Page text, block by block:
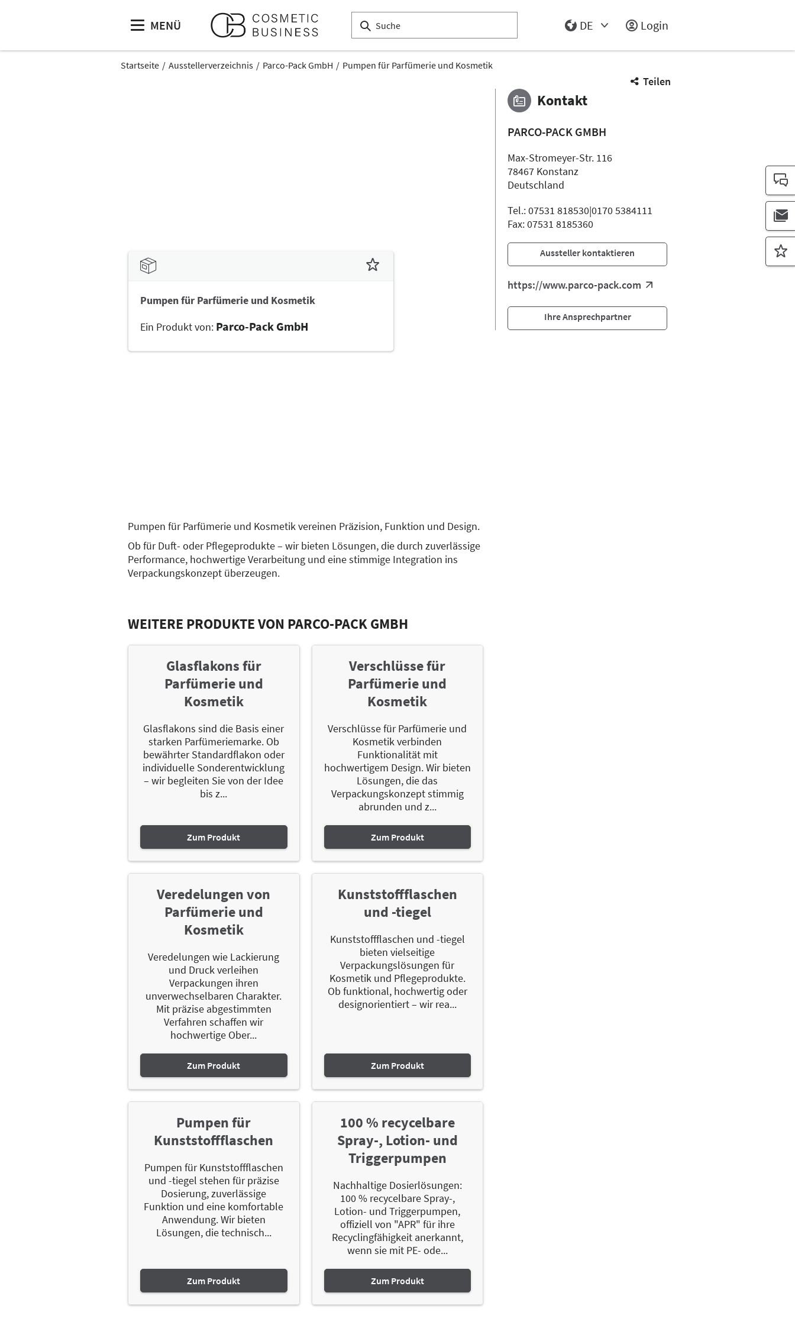
MENÜ
DE
Login
Startseite Ausstellerverzeichnis Parco-Pack GmbH Pumpen für Parfümerie und Kosmetik
Teilen
Pumpen für Parfümerie und Kosmetik
Ein Produkt von: Parco-Pack GmbH
Pumpen für Parfümerie und Kosmetik vereinen Präzision, Funktion und Design.
Ob für Duft- oder Pflegeprodukte – wir bieten Lösungen, die durch zuverlässige
Performance, hochwertige Verarbeitung und eine stimmige Integration ins
Verpackungskonzept überzeugen.
WEITERE PRODUKTE VON PARCO-PACK GMBH
Glasflakons für
Parfümerie und
Kosmetik
Glasflakons sind die Basis einer
starken Parfümeriemarke. Ob
bewährter Standardflakon oder
individuelle Sonderentwicklung
– wir begleiten Sie von der Idee
bis z...
Zum Produkt
Verschlüsse für
Parfümerie und
Kosmetik
Verschlüsse für Parfümerie und
Kosmetik verbinden
Funktionalität mit
hochwertigem Design. Wir bieten
Lösungen, die das
Verpackungskonzept stimmig
abrunden und z...
Zum Produkt
Veredelungen von
Parfümerie und
Kosmetik
Veredelungen wie Lackierung
und Druck verleihen
Verpackungen ihren
unverwechselbaren Charakter.
Mit präzise abgestimmten
Verfahren schaffen wir
hochwertige Ober...
Zum Produkt
Kunststoffflaschen
und -tiegel
Kunststoffflaschen und -tiegel
bieten vielseitige
Verpackungslösungen für
Kosmetik und Pflegeprodukte.
Ob funktional, hochwertig oder
designorientiert – wir rea...
Zum Produkt
Pumpen für
Kunststoffflaschen
Pumpen für Kunststoffflaschen
und -tiegel stehen für präzise
Dosierung, zuverlässige
Funktion und eine komfortable
Anwendung. Wir bieten
Lösungen, die technisch...
Zum Produkt
100 % recycelbare
Spray-, Lotion- und
Triggerpumpen
Nachhaltige Dosierlösungen:
100 % recycelbare Spray-,
Lotion- und Triggerpumpen,
offiziell von "APR" für ihre
Recyclingfähigkeit anerkannt,
wenn sie mit PE- ode...
Zum Produkt
Kontakt
PARCO-PACK GMBH
Max-Stromeyer-Str. 116
78467 Konstanz
Deutschland
Tel.: 07531 818530|0170 5384111
Fax: 07531 8185360
Aussteller kontaktieren
https://www.parco-pack.com
Ihre Ansprechpartner